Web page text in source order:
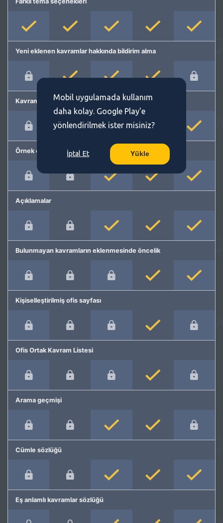
Yeni eklenen kavramlar hakkında bildirim alma
Kavram önerme
Örnek cümleler
Açıklamalar
Bulunmayan kavramların eklenmesinde öncelik
Kişiselleştirilmiş ofis sayfası
Ofis Ortak Kavram Listesi
Arama geçmişi
Cümle sözlüğü
Eş anlamlı kavramlar sözlüğü
Mobil uygulamada kullanım
daha kolay. Google Play'e
yönlendirilmek ister misiniz?
İptal Et Yükle